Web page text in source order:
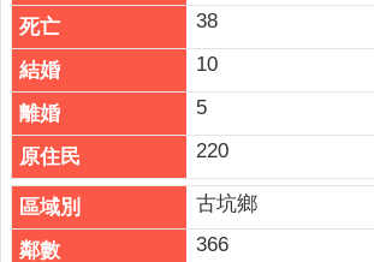
38
10
5
220
古坑鄉
366